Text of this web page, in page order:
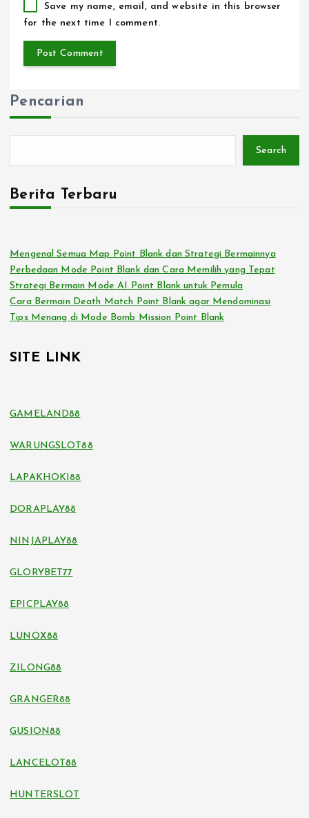
Save my name, email, and website in this browser
for the next time I comment.
Pencarian
Search
Berita Terbaru
Mengenal Semua Map Point Blank dan Strategi Bermainnya
Perbedaan Mode Point Blank dan Cara Memilih yang Tepat
Strategi Bermain Mode AI Point Blank untuk Pemula
Cara Bermain Death Match Point Blank agar Mendominasi
Tips Menang di Mode Bomb Mission Point Blank
SITE LINK
GAMELAND88
WARUNGSLOT88
LAPAKHOKI88
DORAPLAY88
NINJAPLAY88
GLORYBET77
EPICPLAY88
LUNOX88
ZILONG88
GRANGER88
GUSION88
LANCELOT88
HUNTERSLOT